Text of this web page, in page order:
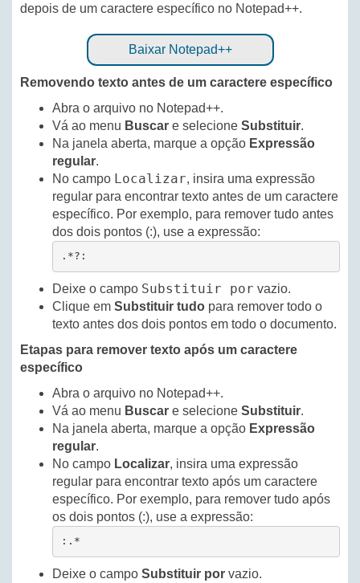
depois de um caractere específico no Notepad++.
Baixar Notepad++
Removendo texto antes de um caractere específico
Abra o arquivo no Notepad++.
Vá ao menu Buscar e selecione Substituir.
Na janela aberta, marque a opção Expressão
regular.
No campo Localizar, insira uma expressão
regular para encontrar texto antes de um caractere
específico. Por exemplo, para remover tudo antes
dos dois pontos (:), use a expressão:
.*?:
Deixe o campo Substituir por vazio.
Clique em Substituir tudo para remover todo o
texto antes dos dois pontos em todo o documento.
Etapas para remover texto após um caractere
específico
Abra o arquivo no Notepad++.
Vá ao menu Buscar e selecione Substituir.
Na janela aberta, marque a opção Expressão
regular.
No campo Localizar, insira uma expressão
regular para encontrar texto após um caractere
específico. Por exemplo, para remover tudo após
os dois pontos (:), use a expressão:
:.*
Deixe o campo Substituir por vazio.